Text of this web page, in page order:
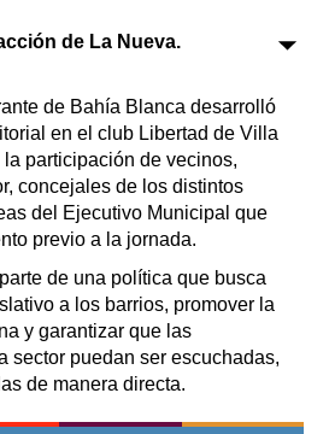
de La Nueva.
de Bahía Blanca desarrolló
en el club Libertad de Villa
participación de vecinos,
concejales de los distintos
del Ejecutivo Municipal que
previo a la jornada.
de una política que busca
a los barrios, promover la
y garantizar que las
sector puedan ser escuchadas,
de manera directa.